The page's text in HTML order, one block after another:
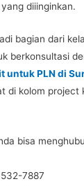
diiinginkan.
bagian dari
berkonsultasi
untuk PLN di
di kolom project
bisa
7887